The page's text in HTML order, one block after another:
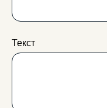
Текст
Согласие на обработку
Политика конфиденциальности